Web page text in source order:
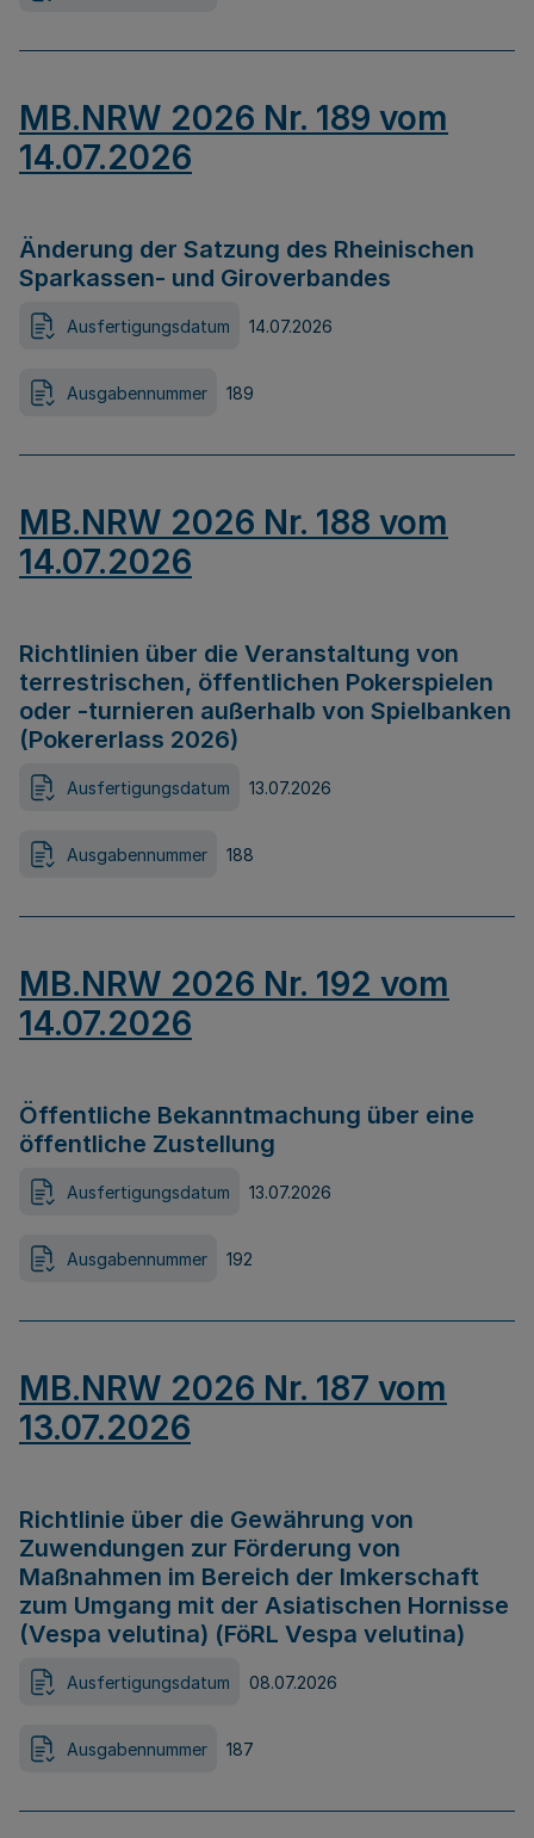
MB.NRW 2026 Nr. 189 vom
14.07.2026
Änderung der Satzung des Rheinischen
Sparkassen- und Giroverbandes
Ausfertigungsdatum 14.07.2026
Ausgabennummer 189
MB.NRW 2026 Nr. 188 vom
14.07.2026
Richtlinien über die Veranstaltung von
terrestrischen, öffentlichen Pokerspielen
oder -turnieren außerhalb von Spielbanken
(Pokererlass 2026)
Ausfertigungsdatum 13.07.2026
Ausgabennummer 188
MB.NRW 2026 Nr. 192 vom
14.07.2026
Öffentliche Bekanntmachung über eine
öffentliche Zustellung
Ausfertigungsdatum 13.07.2026
Ausgabennummer 192
MB.NRW 2026 Nr. 187 vom
13.07.2026
Richtlinie über die Gewährung von
Zuwendungen zur Förderung von
Maßnahmen im Bereich der Imkerschaft
zum Umgang mit der Asiatischen Hornisse
(Vespa velutina) (FöRL Vespa velutina)
Ausfertigungsdatum 08.07.2026
Ausgabennummer 187